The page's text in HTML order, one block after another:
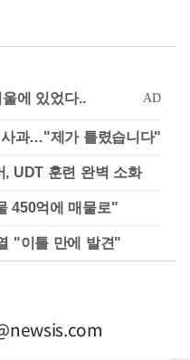
사과…"제가 틀렸습니다"
UDT 훈련 완벽 소화
450억에 매물로"
"이틀 만에 발견"